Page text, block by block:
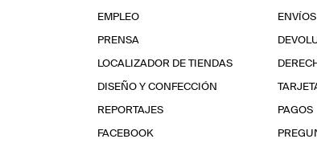
EMPLEO
PRENSA
LOCALIZADOR DE TIENDAS
DISEÑO Y CONFECCIÓN
REPORTAJES
FACEBOOK
ENVÍOS
PAGOS